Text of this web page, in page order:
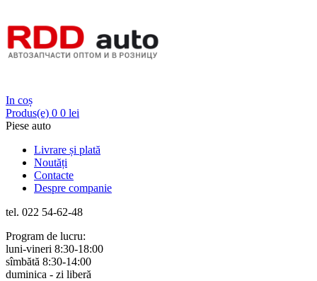
In coș
Produs(e) 0 0 lei
Piese auto
Livrare și plată
Noutăți
Contacte
Despre companie
tel. 022 54-62-48
Program de lucru:
luni-vineri 8:30-18:00
sîmbătă 8:30-14:00
duminica - zi liberă